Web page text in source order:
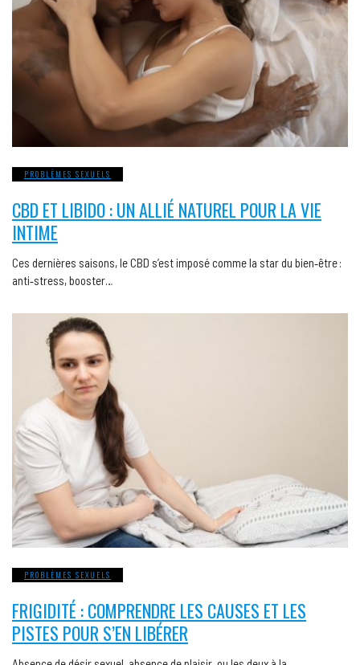
PROBLÈMES SEXUELS
CBD ET LIBIDO : UN ALLIÉ NATUREL POUR LA VIE
INTIME
Ces dernières saisons, le CBD s’est imposé comme la star du bien‑être :
anti‑stress, booster…
PROBLÈMES SEXUELS
FRIGIDITÉ : COMPRENDRE LES CAUSES ET LES
PISTES POUR S’EN LIBÉRER